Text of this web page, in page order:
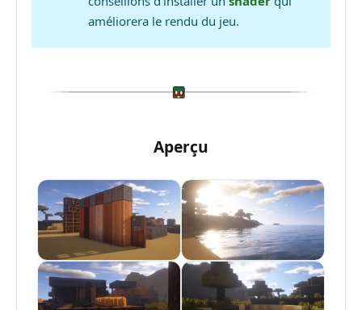
améliorera le rendu du jeu.
Aperçu